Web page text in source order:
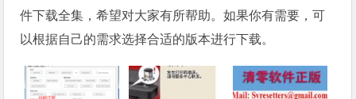
件下载全集，希望对大家有所帮助。如果你有需要，可
以根据自己的需求选择合适的版本进行下载。